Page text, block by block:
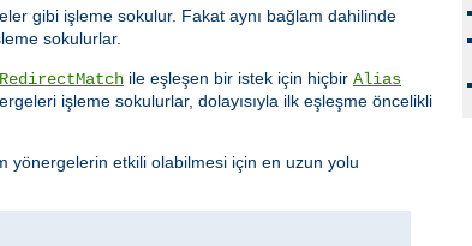
gibi işleme sokulur. Fakat aynı bağlam dahilinde
sokulurlar.
RedirectMatch ile eşleşen bir istek için hiçbir Alias
işleme sokulurlar, dolayısıyla ilk eşleşme öncelikli
yönergelerin etkili olabilmesi için en uzun yolu